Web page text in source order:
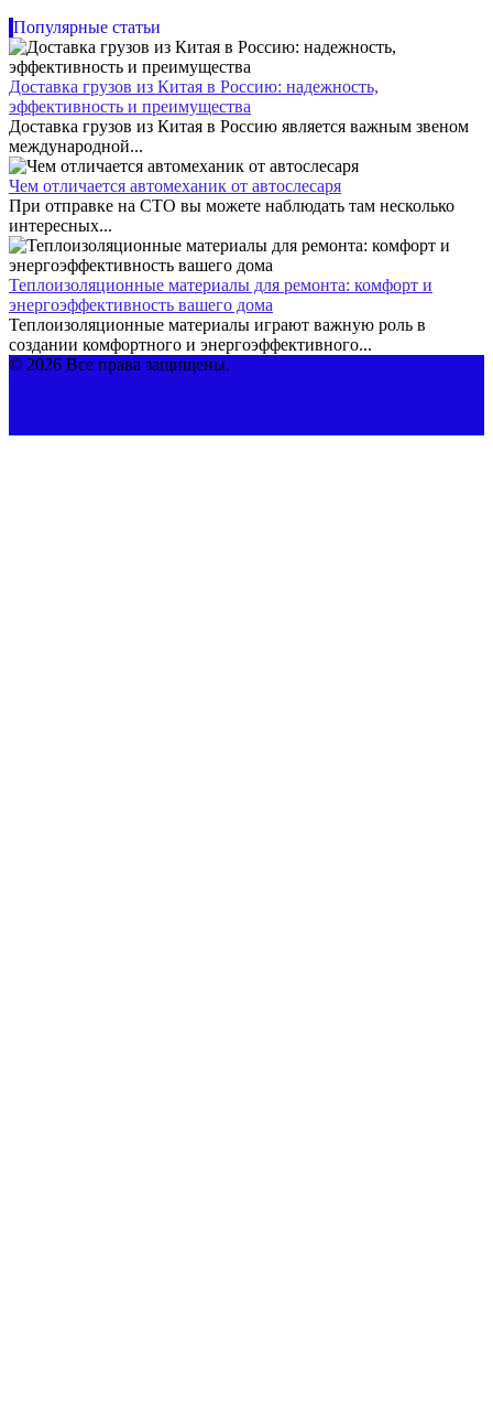
Популярные статьи
Доставка грузов из Китая в Россию: надежность,
эффективность и преимущества
Доставка грузов из Китая в Россию является важным звеном
международной...
Чем отличается автомеханик от автослесаря
При отправке на СТО вы можете наблюдать там несколько
интересных...
Теплоизоляционные материалы для ремонта: комфорт и
энергоэффективность вашего дома
Теплоизоляционные материалы играют важную роль в
создании комфортного и энергоэффективного...
© 2026 Все права защищены.